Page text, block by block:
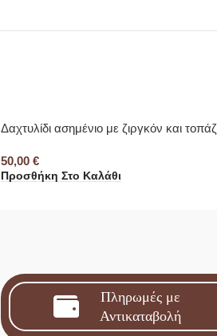
Δαχτυλίδι ασημένιο με ζιργκόν και τοπάζ
50,00 €
Προσθήκη Στο Καλάθι
Πληρωμές με
Αντικαταβολή